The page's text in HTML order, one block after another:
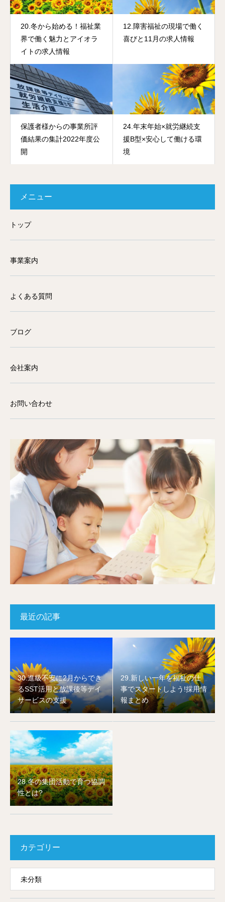
20.冬から始める！福祉業
界で働く魅力とアイオラ
イトの求人情報
12.障害福祉の現場で働く
喜びと11月の求人情報
保護者様からの事業所評
価結果の集計2022年度公
開
24.年末年始×就労継続支
援B型×安心して働ける環
境
メニュー
トップ
事業案内
よくある質問
ブログ
会社案内
お問い合わせ
最近の記事
30.進級不安に2月からでき
るSST活用と放課後等デイ
サービスの支援
29.新しい一年を福祉の仕
事でスタートしよう!採用情
報まとめ
28.冬の集団活動で育つ協調
性とは?
カテゴリー
未分類